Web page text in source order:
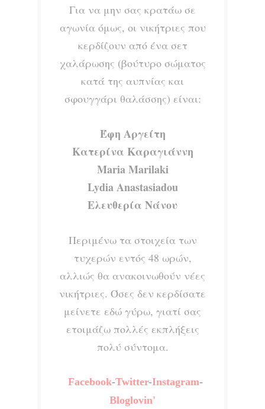
Για να μην σας κρατάω σε
αγωνία όμως, οι νικήτριες που
κερδίζουν από ένα σετ
χαλάρωσης (βούτυρο σώματος
κατά της αυπνίας και
σφουγγάρι θαλάσσης) είναι:
Έφη Αργείτη
Κατερίνα Καραγιάννη
Maria Marilaki
Lydia Anastasiadou
Ελευθερία Νάνου
Περιμένω τα στοιχεία των
τυχερών εντός 48 ωρών,
αλλιώς θα ανακοινωθούν νέες
νικήτριες. Όσες δεν κερδίσατε
μείνετε εδώ γύρω, γιατί σας
ετοιμάζω πολλές εκπλήξεις
πολύ σύντομα.
Facebook-Twitter-Instagram-
Bloglovin'